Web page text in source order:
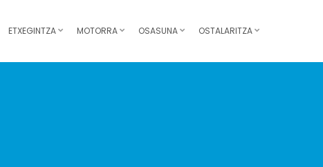
ETXEGINTZA MOTORRA OSASUNA OSTALARITZA